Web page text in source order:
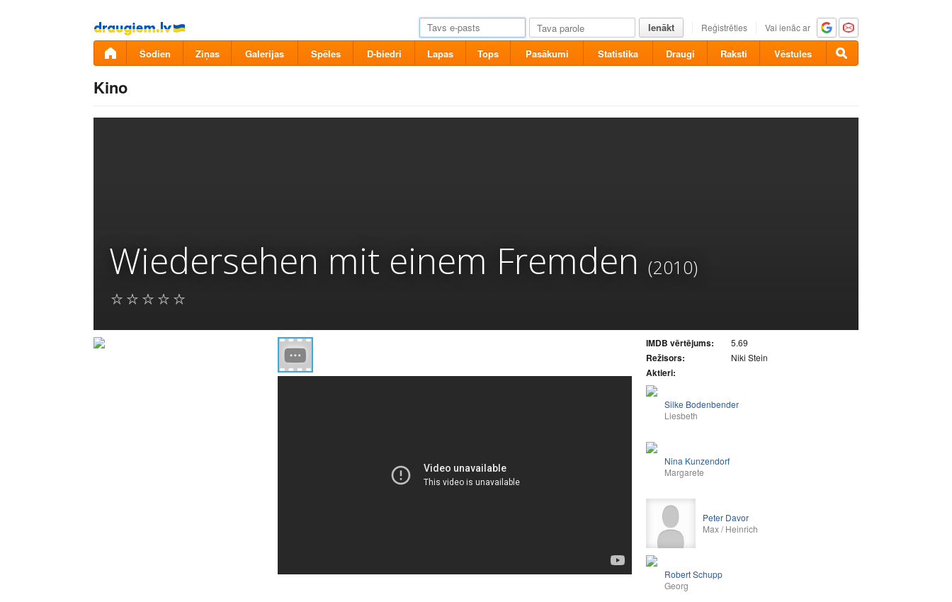
Pāriet
uz
saturu
Ienākt Reģistrēties Vai ienāc ar
Šodien Ziņas Galerijas Spēles D-biedri Lapas Tops Pasākumi Statistika Draugi Raksti Vēstules
Kino
Wiedersehen mit einem Fremden (2010)
IMDB vērtējums: 5.69
Režisors: Niki Stein
Aktieri:
Silke Bodenbender
Liesbeth
Nina Kunzendorf
Margarete
Peter Davor
Max / Heinrich
Robert Schupp
Georg